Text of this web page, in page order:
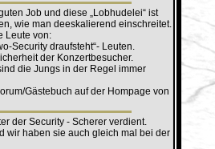
Job und diese „Lobhudelei“ ist
wie man deeskalierend einschreitet.
Leute von:
Security draufsteht“- Leuten.
der Konzertbesucher.
die Jungs in der Regel immer
Gästebuch auf der Hompage von
der Security - Scherer verdient.
wir haben sie auch gleich mal bei der